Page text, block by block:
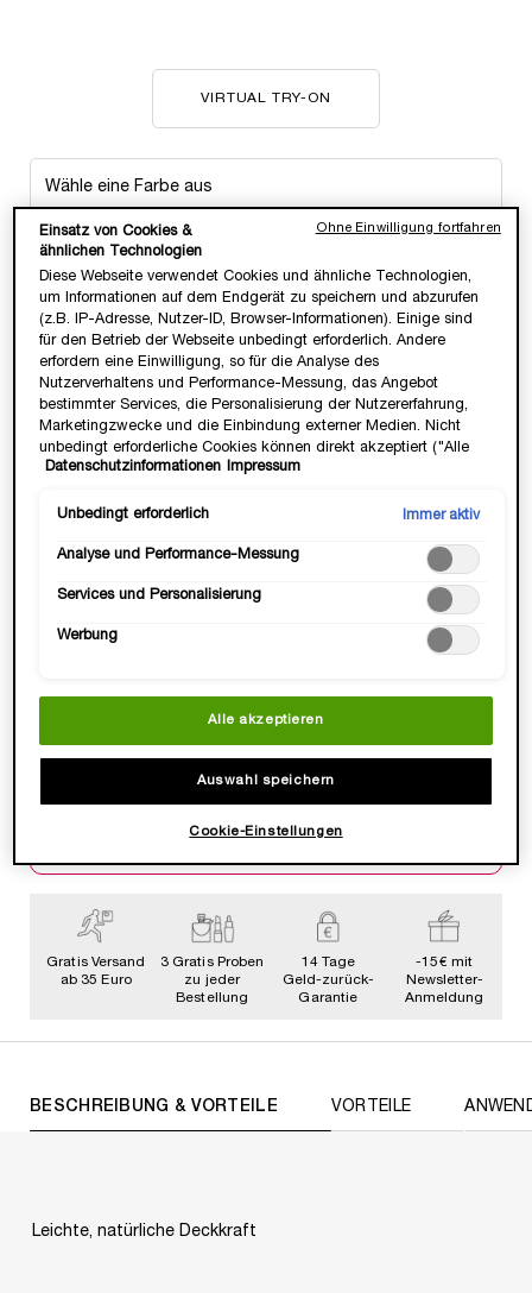
VIRTUAL TRY-ON
Wähle eine Farbe aus
Ausgewählt
Die Produktvariante ist nicht vorrätig
Anzahl
+ LOADING ...
Jetzt kaufen, erst in 30 Tagen bezahlen.
FRIENDS & FAMILY WEEKS ✨
25% Rabatt ab 2 Produkten & 6 Geschenke ab
JETZT ANMELDEN
Gratis Versand
ab 35 Euro
3 Gratis Proben
zu jeder
Bestellung
14 Tage
Geld-zurück-
Garantie
-15€ mit
Newsletter-
Anmeldung
BESCHREIBUNG & VORTEILE VORTEILE
Leichte, natürliche Deckkraft
Einsatz von Cookies &
ähnlichen Technologien
Diese Webseite verwendet Cookies und ähnliche Technologien,
um Informationen auf dem Endgerät zu speichern und abzurufen
(z.B. IP-Adresse, Nutzer-ID, Browser-Informationen). Einige sind
für den Betrieb der Webseite unbedingt erforderlich. Andere
erfordern eine Einwilligung, so für die Analyse des
Nutzerverhaltens und Performance-Messung, das Angebot
bestimmter Services, die Personalisierung der Nutzererfahrung,
Marketingzwecke und die Einbindung externer Medien. Nicht
unbedingt erforderliche Cookies können direkt akzeptiert ("Alle
akzeptieren") oder abgelehnt ("Ohne Einwilligung fortfahren")
ebenfalls möglich und speicherbar ("Auswahl speichern"). Die
angepasst werden. Für weitere Informationen s. unsere
Datenschutzinformationen Impressum
Unbedingt erforderlich Immer aktiv
Analyse und Performance-Messung
Services und Personalisierung
Werbung
Alle akzeptieren
Auswahl speichern
Cookie-Einstellungen
Ohne Einwilligung fortfahren